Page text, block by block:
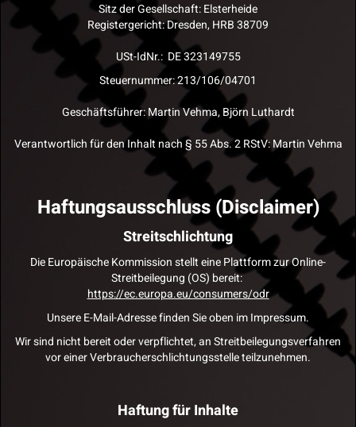
Sitz der Gesellschaft: Elsterheide
Registergericht: Dresden, HRB 38709
USt-IdNr.: DE 323149755
Steuernummer: 213/106/04701
Geschäftsführer: Martin Vehma, Björn Luthardt
Verantwortlich für den Inhalt nach § 55 Abs. 2 RStV: Martin Vehma
Haftungsausschluss (Disclaimer)
Streitschlichtung
Die Europäische Kommission stellt eine Plattform zur Online-
Streitbeilegung (OS) bereit:
https://ec.europa.eu/consumers/odr
Unsere E-Mail-Adresse finden Sie oben im Impressum.
Wir sind nicht bereit oder verpflichtet, an Streitbeilegungsverfahren
vor einer Verbraucherschlichtungsstelle teilzunehmen.
Haftung für Inhalte